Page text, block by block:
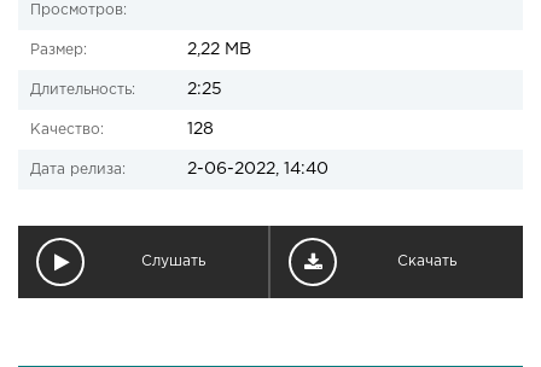
Просмотров:
Размер: 2,22 MB
Длительность: 2:25
Качество: 128
Дата релиза: 2-06-2022, 14:40
Слушать Скачать